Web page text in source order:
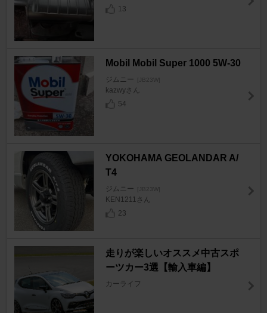
13
Mobil Mobil Super 1000 5W-30
ジムニー [JB23W]
kazwyさん
54
YOKOHAMA GEOLANDAR A/
T4
ジムニー [JB23W]
KEN1211さん
23
走りが楽しいオススメ中古スポ
ーツカー3選【輸入車編】
カーライフ